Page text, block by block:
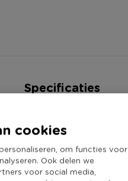
cookies
om functies voor
Ook delen we
voor social media,
Specificaties
Online Only
Materiaal
Kleur